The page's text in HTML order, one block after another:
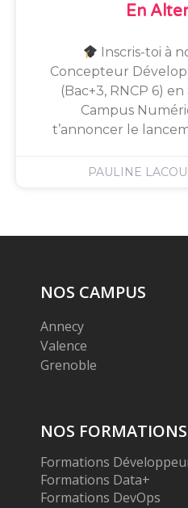
En
Inscris-toi à
Concepteur
(Bac+3, RNCP 6)
Campus
t’annoncer le
PAULINE
NOS CAMPUS
Annecy
Valence
Grenoble
NOS FORMATIONS
Formations
Formations Data+
Formations DevOps